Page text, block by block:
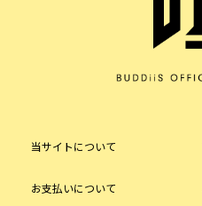
当サイトについて
お支払いについて